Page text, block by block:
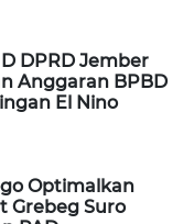
DPRD Jember
Anggaran BPBD
El Nino
Optimalkan
Grebeg Suro